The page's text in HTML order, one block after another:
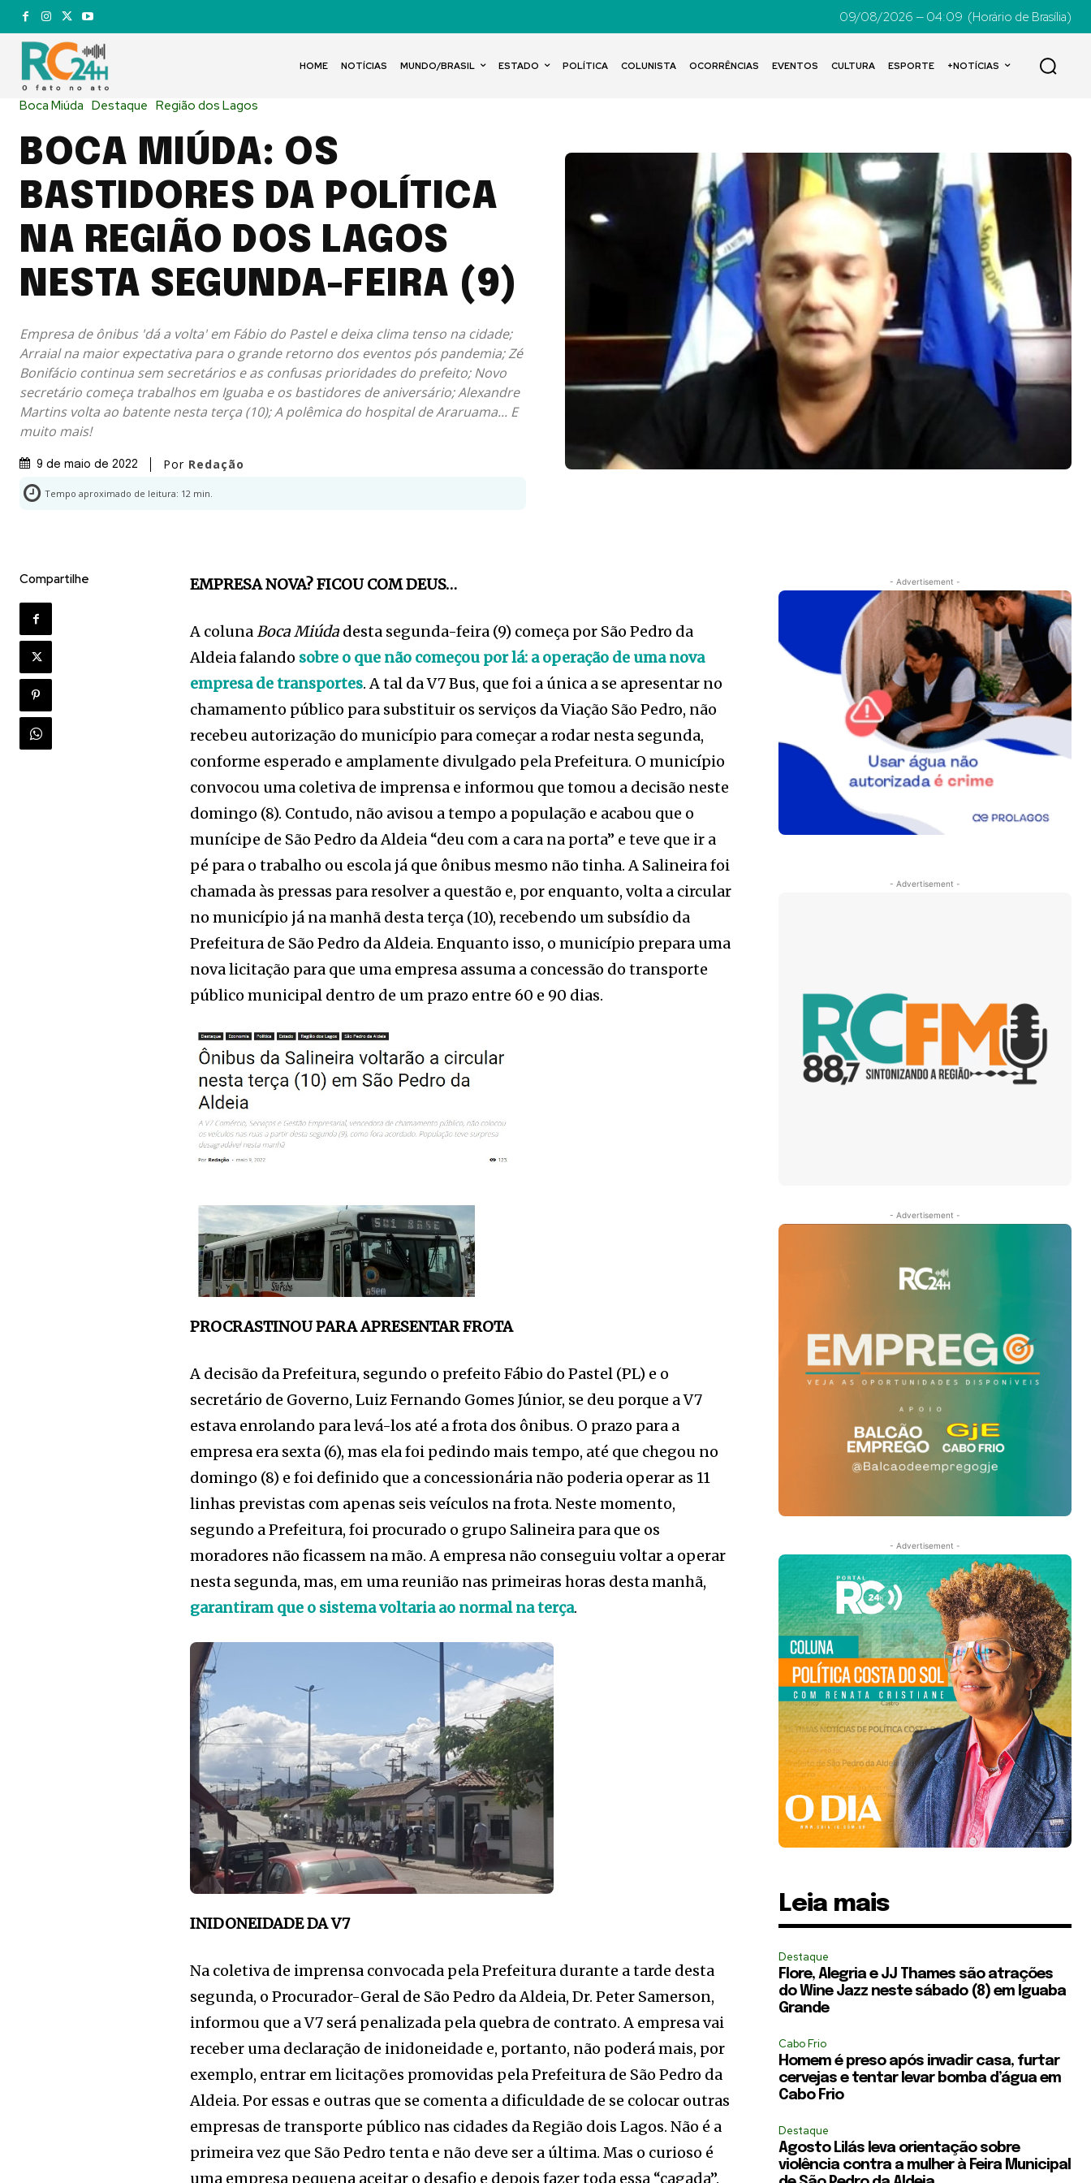
09/08/2026 — 04:09 (Horário de Brasília)
HOME NOTÍCIAS MUNDO/BRASIL ESTADO POLÍTICA COLUNISTA OCORRÊNCIAS EVENTOS CULTURA ESPORTE +NOTÍCIAS
Boca Miúda Destaque Região dos Lagos
BOCA MIÚDA: OS
BASTIDORES DA POLÍTICA
NA REGIÃO DOS LAGOS
NESTA SEGUNDA-FEIRA (9)
Empresa de ônibus 'dá a volta' em Fábio do Pastel e deixa clima tenso na cidade;
Arraial na maior expectativa para o grande retorno dos eventos pós pandemia; Zé
Bonifácio continua sem secretários e as confusas prioridades do prefeito; Novo
secretário começa trabalhos em Iguaba e os bastidores de aniversário; Alexandre
Martins volta ao batente nesta terça (10); A polêmica do hospital de Araruama... E
muito mais!
9 de maio de 2022 Por Redação
Tempo aproximado de leitura: 12 min.
Compartilhe EMPRESA NOVA? FICOU COM DEUS…
A colunaBoca Miúda desta segunda-feira (9) começa por São Pedro da
Aldeia falando sobre o que não começou por lá: a operação de uma nova
empresa de transportes. A tal da V7 Bus, que foi a única a se apresentar no
chamamento público para substituir os serviços da Viação São Pedro, não
recebeu autorização do município para começar a rodar nesta segunda,
conforme esperado e amplamente divulgado pela Prefeitura. O município
convocou uma coletiva de imprensa e informou que tomou a decisão neste
domingo (8). Contudo, não avisou a tempo a população e acabou que o
munícipe de São Pedro da Aldeia “deu com a cara na porta” e teve que ir a
pé para o trabalho ou escola já que ônibus mesmo não tinha. A Salineira foi
chamada às pressas para resolver a questão e, por enquanto, volta a circular
no município já na manhã desta terça (10), recebendo um subsídio da
Prefeitura de São Pedro da Aldeia. Enquanto isso, o município prepara uma
nova licitação para que uma empresa assuma a concessão do transporte
público municipal dentro de um prazo entre 60 e 90 dias.
PROCRASTINOU PARA APRESENTAR FROTA
A decisão da Prefeitura, segundo o prefeito Fábio do Pastel (PL) e o
secretário de Governo, Luiz Fernando Gomes Júnior, se deu porque a V7
estava enrolando para levá-los até a frota dos ônibus. O prazo para a
empresa era sexta (6), mas ela foi pedindo mais tempo, até que chegou no
domingo (8) e foi definido que a concessionária não poderia operar as 11
linhas previstas com apenas seis veículos na frota. Neste momento,
segundo a Prefeitura, foi procurado o grupo Salineira para que os
moradores não ficassem na mão. A empresa não conseguiu voltar a operar
nesta segunda, mas, em uma reunião nas primeiras horas desta manhã,
garantiram que o sistema voltaria ao normal na terça.
INIDONEIDADE DA V7
Na coletiva de imprensa convocada pela Prefeitura durante a tarde desta
segunda, o Procurador-Geral de São Pedro da Aldeia, Dr. Peter Samerson,
informou que a V7 será penalizada pela quebra de contrato. A empresa vai
receber uma declaração de inidoneidade e, portanto, não poderá mais, por
exemplo, entrar em licitações promovidas pela Prefeitura de São Pedro da
Aldeia. Por essas e outras que se comenta a dificuldade de se colocar outras
empresas de transporte público nas cidades da Região dois Lagos. Não é a
primeira vez que São Pedro tenta e não deve ser a última. Mas o curioso é
uma empresa pequena aceitar o desafio e depois fazer toda essa “cagada”.
- Advertisement -
- Advertisement -
- Advertisement -
- Advertisement -
Leia mais
Destaque
Flore, Alegria e JJ Thames são atrações
do Wine Jazz neste sábado (8) em Iguaba
Grande
Cabo Frio
Homem é preso após invadir casa, furtar
cervejas e tentar levar bomba d’água em
Cabo Frio
Destaque
Agosto Lilás leva orientação sobre
violência contra a mulher à Feira Municipal